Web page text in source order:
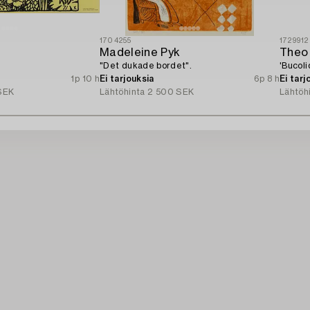
1p 10 h
1704255
Madeleine Pyk
"Det dukade bordet".
Ei tarjouksia
6p 8 h
Lähtöhinta 2 500 SEK
1729912
Ei